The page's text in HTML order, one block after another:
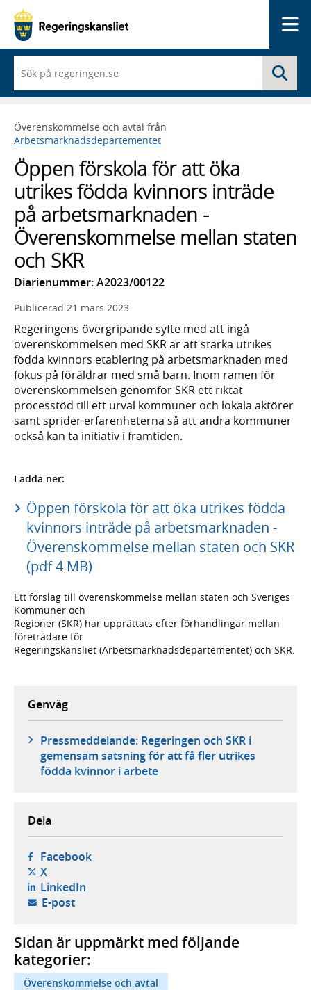
du
börjar
skriva
framträder
en
med
sökförslag
Överenskommelse och avtal från
Arbetsmarknadsdepartementet
Öppen förskola för att öka
utrikes födda kvinnors inträde
på arbetsmarknaden -
Överenskommelse mellan staten
och SKR
Diarienummer: A2023/00122
Publicerad 21 mars 2023
Regeringens övergripande syfte med att ingå
överenskommelsen med SKR är att stärka utrikes
födda kvinnors etablering på arbetsmarknaden med
fokus på föräldrar med små barn. Inom ramen för
överenskommelsen genomför SKR ett riktat
processtöd till ett urval kommuner och lokala aktörer
samt sprider erfarenheterna så att andra kommuner
också kan ta initiativ i framtiden.
Ladda ner:
Öppen förskola för att öka utrikes födda
kvinnors inträde på arbetsmarknaden -
Överenskommelse mellan staten och SKR
(pdf 4 MB)
Ett förslag till överenskommelse mellan staten och Sveriges
Kommuner och
Regioner (SKR) har upprättats efter förhandlingar mellan
företrädare för
Regeringskansliet (Arbetsmarknadsdepartementet) och SKR.
Genväg
Pressmeddelande: Regeringen och SKR i
gemensam satsning för att få fler utrikes
födda kvinnor i arbete
Dela
Facebook- öppnas i ny flik, extern webbplats,
X- öppnas i ny flik, extern webbplats,
LinkedIn- öppnas i ny flik, extern webbplats,
E-post- öppnar din e-postklient,
Sidan är uppmärkt med följande
kategorier:
Överenskommelse och avtal